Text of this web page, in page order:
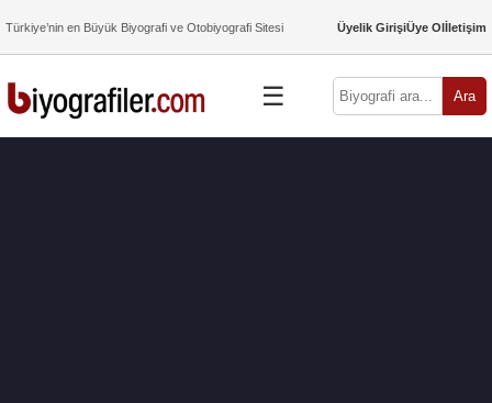
Türkiye’nin en Büyük Biyografi ve Otobiyografi Sitesi Üyelik GirişiÜye Olİletişim
☰ Ara